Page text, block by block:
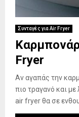
Συνταγές για Air Fryer
Fryer
Αν αγαπάς την
πιο τραγανό και
air fryer θα σε